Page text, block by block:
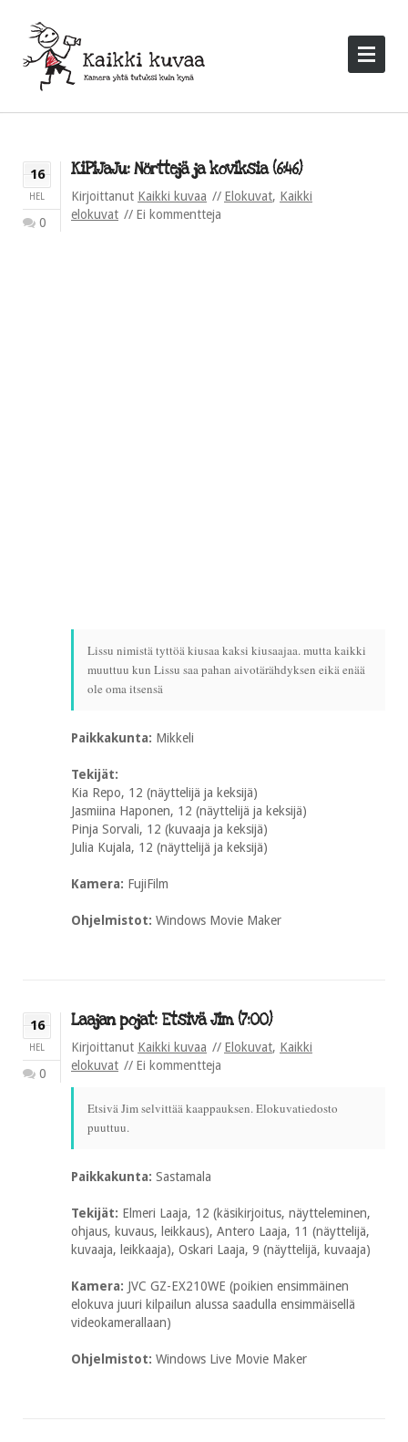
16
HEL
0
KiPiJaJu: Nörttejä ja koviksia (6:46)
Kirjoittanut Kaikki kuvaa Elokuvat, Kaikki
elokuvat
Ei kommentteja
Lissu nimistä tyttöä kiusaa kaksi kiusaajaa. mutta kaikki
muuttuu kun Lissu saa pahan aivotärähdyksen eikä enää
ole oma itsensä
Paikkakunta: Mikkeli
Tekijät:
Kia Repo, 12 (näyttelijä ja keksijä)
Jasmiina Haponen, 12 (näyttelijä ja keksijä)
Pinja Sorvali, 12 (kuvaaja ja keksijä)
Julia Kujala, 12 (näyttelijä ja keksijä)
Kamera: FujiFilm
Ohjelmistot: Windows Movie Maker
16
HEL
0
Laajan pojat: Etsivä Jim (7:00)
Kirjoittanut Kaikki kuvaa Elokuvat, Kaikki
elokuvat
Ei kommentteja
Etsivä Jim selvittää kaappauksen.Elokuvatiedosto
puuttuu.
Paikkakunta: Sastamala
Tekijät: Elmeri Laaja, 12 (käsikirjoitus, näytteleminen,
ohjaus, kuvaus, leikkaus), Antero Laaja, 11 (näyttelijä,
kuvaaja, leikkaaja), Oskari Laaja, 9 (näyttelijä, kuvaaja)
Kamera: JVC GZ-EX210WE (poikien ensimmäinen
elokuva juuri kilpailun alussa saadulla ensimmäisellä
videokamerallaan)
Ohjelmistot: Windows Live Movie Maker